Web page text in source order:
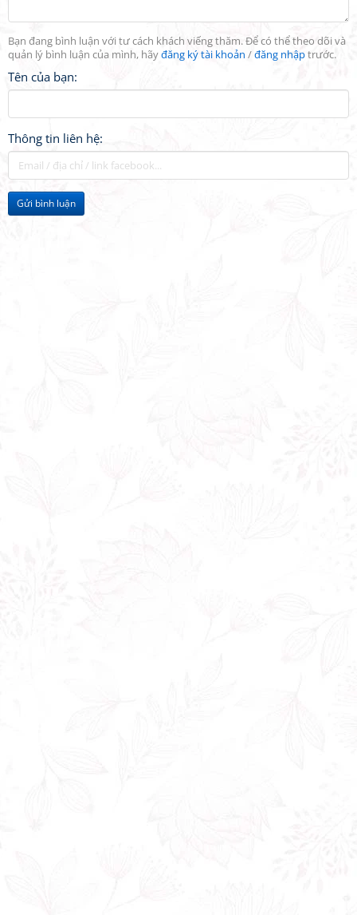
Bạn đang bình luận với tư cách khách viếng thăm. Để có thể theo dõi và
quản lý bình luận của mình, hãyđăng ký tài khoản /đăng nhậptrước.
Tên của bạn:
Thông tin liên hệ:
Gửi bình luận